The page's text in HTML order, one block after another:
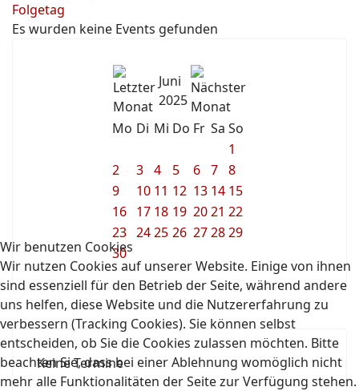
Folgetag
Es wurden keine Events gefunden
Juni
2025
Mo Di Mi Do Fr Sa So
1
2
3 4 5 6 7 8
9
10 11 12 13 14 15
16 17 18 19 2021 22
23 2425 26 272829
30
Keine Termine
Wir benutzen Cookies
Wir nutzen Cookies auf unserer Website. Einige von ihnen
sind essenziell für den Betrieb der Seite, während andere
uns helfen, diese Website und die Nutzererfahrung zu
verbessern (Tracking Cookies). Sie können selbst
entscheiden, ob Sie die Cookies zulassen möchten. Bitte
beachten Sie, dass bei einer Ablehnung womöglich nicht
mehr alle Funktionalitäten der Seite zur Verfügung stehen.